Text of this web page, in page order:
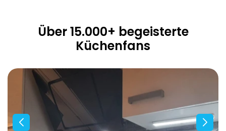
Über 15.000+ begeisterte
Küchenfans